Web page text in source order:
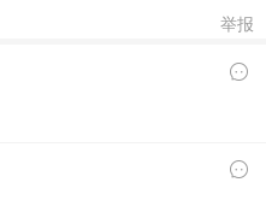
举报